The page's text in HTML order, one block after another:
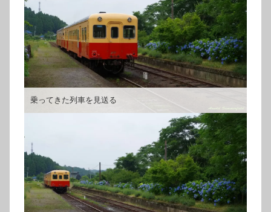
乗ってきた列車を見送る